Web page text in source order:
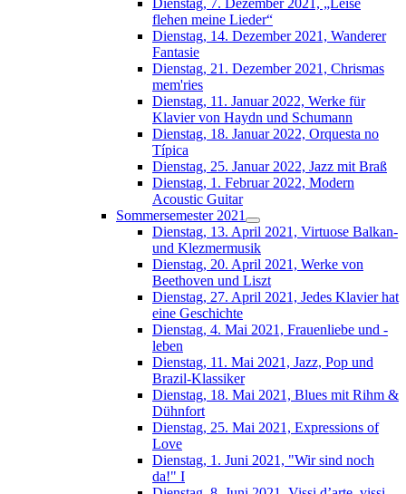
flehen meine Lieder“
Dienstag, 14. Dezember 2021, Wanderer
Fantasie
Dienstag, 21. Dezember 2021, Chrismas
mem'ries
Dienstag, 11. Januar 2022, Werke für
Klavier von Haydn und Schumann
Dienstag, 18. Januar 2022, Orquesta no
Típica
Dienstag, 25. Januar 2022, Jazz mit Braß
Dienstag, 1. Februar 2022, Modern
Acoustic Guitar
Sommersemester 2021
Dienstag, 13. April 2021, Virtuose Balkan-
und Klezmermusik
Dienstag, 20. April 2021, Werke von
Beethoven und Liszt
Dienstag, 27. April 2021, Jedes Klavier hat
eine Geschichte
Dienstag, 4. Mai 2021, Frauenliebe und -
leben
Dienstag, 11. Mai 2021, Jazz, Pop und
Brazil-Klassiker
Dienstag, 18. Mai 2021, Blues mit Rihm &
Dühnfort
Dienstag, 25. Mai 2021, Expressions of
Love
Dienstag, 1. Juni 2021, "Wir sind noch
da!" I